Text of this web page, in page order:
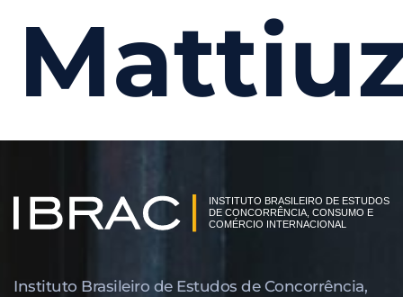
Instituto Brasileiro de Estudos de Concor­rência,